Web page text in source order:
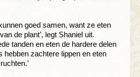
kunnen goed samen, want ze eten
de plant’, legt Shaniel uit.
tanden en eten de hardere delen
hebben zachtere lippen en eten